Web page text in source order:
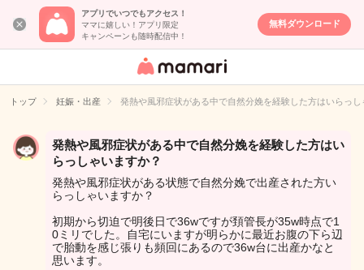
アプリでいつでもアクセス！
ママに嬉しい！アプリ限定
キャンペーンも随時配信中！
無料ダウンロード
女性専用匿名QA
イト
トップ 妊娠・出産 発熱や風邪症状がある中で自然分娩を経験した方はいらっ
発熱や風邪症状がある中で自然分娩を経験した方はい
らっしゃいますか？
発熱や風邪症状がある状態で自然分娩で出産された方い
らっしゃいますか？
初期から切迫で明後日で36wですが頚管長が35w時点で1
0ミリでした。自宅にいますが明らかに最近お腹の下ら辺
で胎動を感じ張りも頻回にあるので36w台に出産かなと
思います。